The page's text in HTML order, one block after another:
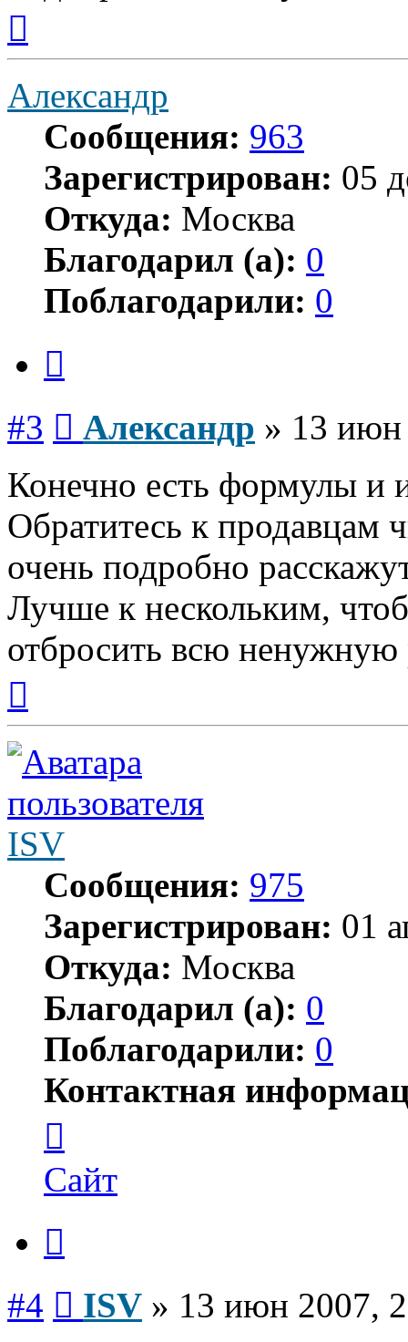
началу
Александр
Сообщения: 963
Зарегистрирован: 05
Откуда: Москва
Благодарил (а): 0
Поблагодарили: 0
#3 Александр » 13 июн
Конечно есть формулы и
Обратитесь к продавцам
очень подробно
Лучше к нескольким,
отбросить всю ненужную
началу
ISV
Сообщения: 975
Зарегистрирован: 01
Откуда: Москва
Благодарил (а): 0
Поблагодарили: 0
Контактная
пользователя
ISV
Сайт
#4 ISV » 13 июн 2007,